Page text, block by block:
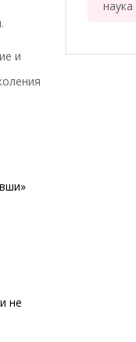
и
не
наука